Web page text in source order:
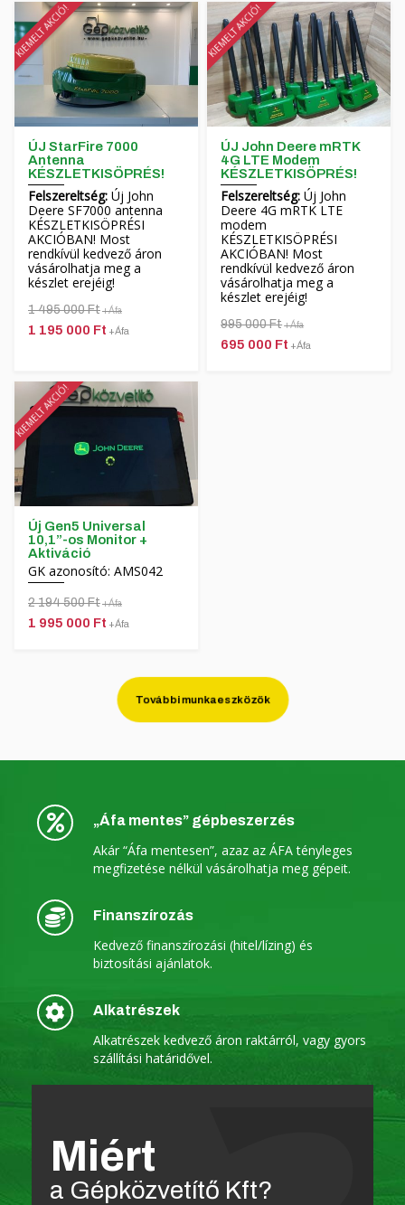
KIEMELT AKCIÓ!
ÚJ StarFire 7000
Antenna
KÉSZLETKISÖPRÉS!
Felszereltség: Új John
Deere SF7000 antenna
KÉSZLETKISÖPRÉSI
AKCIÓBAN! Most
rendkívül kedvező áron
vásárolhatja meg a
készlet erejéig!
1 495 000 Ft+Áfa
1 195 000 Ft +Áfa
KIEMELT AKCIÓ!
ÚJ John Deere mRTK
4G LTE Modem
KÉSZLETKISÖPRÉS!
Felszereltség: Új John
Deere 4G mRTK LTE
modem
KÉSZLETKISÖPRÉSI
AKCIÓBAN! Most
rendkívül kedvező áron
vásárolhatja meg a
készlet erejéig!
995 000 Ft+Áfa
695 000 Ft +Áfa
KIEMELT AKCIÓ!
Új Gen5 Universal
10,1”-os Monitor +
Aktiváció
GK azonosító: AMS042
2 194 500 Ft+Áfa
1 995 000 Ft +Áfa
További munkaeszközök
„Áfa mentes” gépbeszerzés
Akár “Áfa mentesen”, azaz az ÁFA tényleges
megfizetése nélkül vásárolhatja meg gépeit.
Finanszírozás
Kedvező finanszírozási (hitel/lízing) és
biztosítási ajánlatok.
Alkatrészek
Alkatrészek kedvező áron raktárról, vagy gyors
szállítási határidővel.
Miért
a Gépközvetítő Kft?